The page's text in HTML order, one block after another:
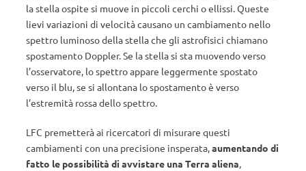
la stella ospite si muove in piccoli cerchi o ellissi. Queste
lievi variazioni di velocità causano un cambiamento nello
spettro luminoso della stella che gli astrofisici chiamano
spostamento Doppler. Se la stella si sta muovendo verso
l’osservatore, lo spettro appare leggermente spostato
verso il blu, se si allontana lo spostamento è verso
l’estremità rossa dello spettro.
LFC premetterà ai ricercatori di misurare questi
cambiamenti con una precisione insperata,aumentando di
fatto le possibilità di avvistare una Terra aliena,